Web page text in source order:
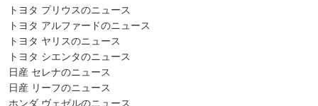
トヨタ プリウスのニュース
トヨタ アルファードのニュース
トヨタ ヤリスのニュース
トヨタ シエンタのニュース
日産 セレナのニュース
日産 リーフのニュース
ホンダ ヴェゼルのニュース